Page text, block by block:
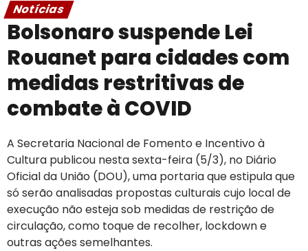
Notícias
Bolsonaro suspende Lei
Rouanet para cidades com
medidas restritivas de
combate à COVID
A Secretaria Nacional de Fomento e Incentivo à
Cultura publicou nesta sexta-feira (5/3), no Diário
Oficial da União (DOU), uma portaria que estipula que
só serão analisadas propostas culturais cujo local de
execução não esteja sob medidas de restrição de
circulação, como toque de recolher, lockdown e
outras ações semelhantes.